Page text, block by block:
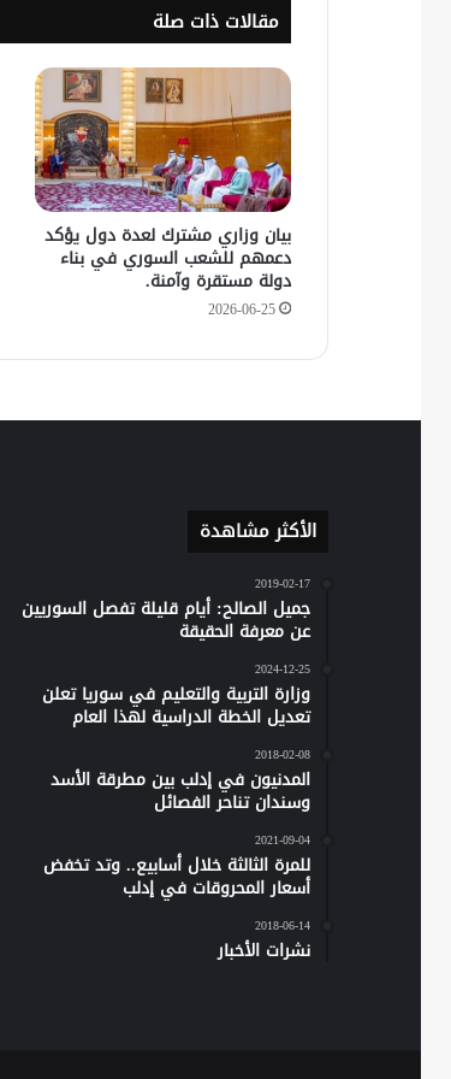
مقالات ذات صلة
بيان وزاري مشترك لعدة دول يؤكد
دعمهم للشعب السوري في بناء
دولة مستقرة وآمنة.
2026-06-25
الأكثر مشاهدة
2019-02-17
جميل الصالح: أيام قليلة تفصل السوريين
عن معرفة الحقيقة
2024-12-25
وزارة التربية والتعليم في سوريا تعلن
تعديل الخطة الدراسية لهذا العام
2018-02-08
المدنيون في إدلب بين مطرقة الأسد
وسندان تناحر الفصائل
2021-09-04
للمرة الثالثة خلال أسابيع.. وتد تخفض
أسعار المحروقات في إدلب
2018-06-14
نشرات الأخبار